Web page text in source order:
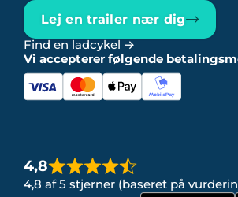
Lej en trailer nær dig
Find en ladcykel →
Vi accepterer følgende
4,8
4,8 af 5 stjerner (baseret på